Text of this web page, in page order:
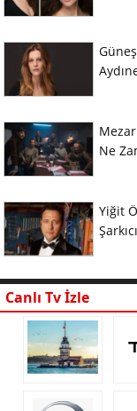
Ne
Yiğit
Canlı Tv İzle